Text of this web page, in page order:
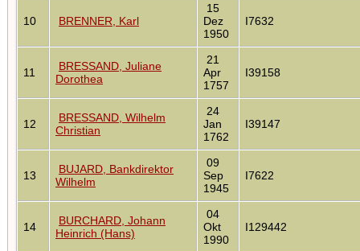
10 BRENNER, Karl
15
Dez
1950
I7632
11
BRESSAND, Juliane
Dorothea
21
Apr
1757
I39158
12
BRESSAND, Wilhelm
Christian
24
Jan
1762
I39147
13
BUJARD, Bankdirektor
Wilhelm
09
Sep
1945
I7622
14
BURCHARD, Johann
Heinrich (Hans)
04
Okt
1990
I129442